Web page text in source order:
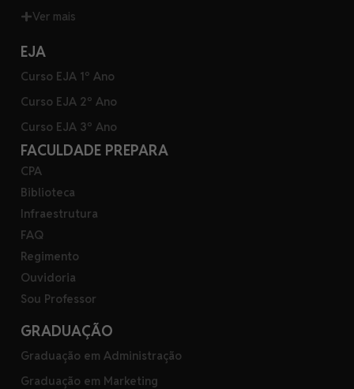
Ver mais
EJA
Curso EJA 1º Ano
Curso EJA 2º Ano
Curso EJA 3º Ano
FACULDADE PREPARA
CPA
Biblioteca
Infraestrutura
FAQ
Regimento
Ouvidoria
Sou Professor
GRADUAÇÃO
Graduação em Administração
Graduação em Marketing